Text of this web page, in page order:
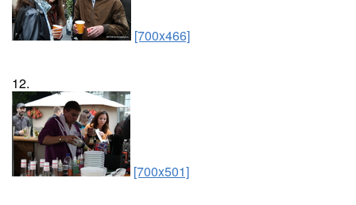
[700x466]
12.
[700x501]